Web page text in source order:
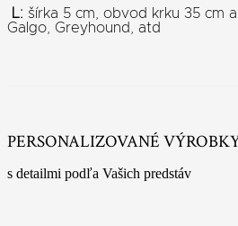
L: šírka 5 cm, obvod krku 35 cm
Galgo, Greyhound, atd
PERSONALIZOVANÉ
s detailmi podľa Vašich predstáv